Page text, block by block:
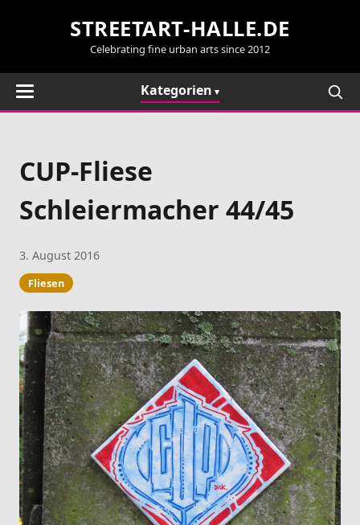
STREETART-HALLE.DE
Celebrating fine urban arts since 2012
Kategorien
CUP-Fliese
Schleiermacher 44/45
3. August 2016
Fliesen